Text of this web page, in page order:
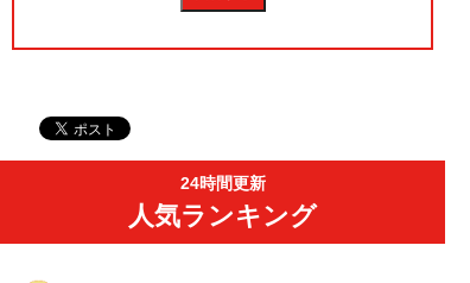
24時間更新
人気ランキング